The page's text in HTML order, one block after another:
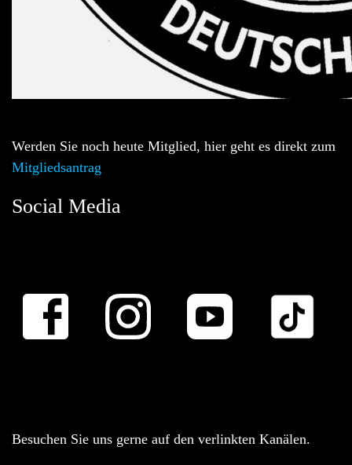
Werden Sie noch heute Mitglied, hier geht es direkt zum
Mitgliedsantrag
Social Media
Besuchen Sie uns gerne auf den verlinkten Kanälen.